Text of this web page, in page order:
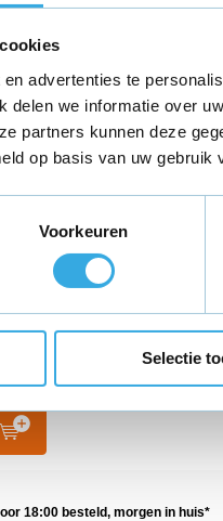
advertenties te
delen we informatie over
partners kunnen deze
op basis van uw gebruik
Voorkeuren
Selectie
C
C
USB-C
18:00 besteld, morgen in huis*